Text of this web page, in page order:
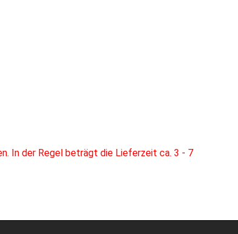
In der Regel beträgt die Lieferzeit ca. 3 - 7